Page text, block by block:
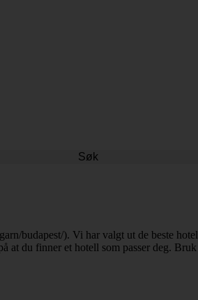
Søk
budapest/). Vi har valgt ut de beste
at du finner et hotell som passer deg.